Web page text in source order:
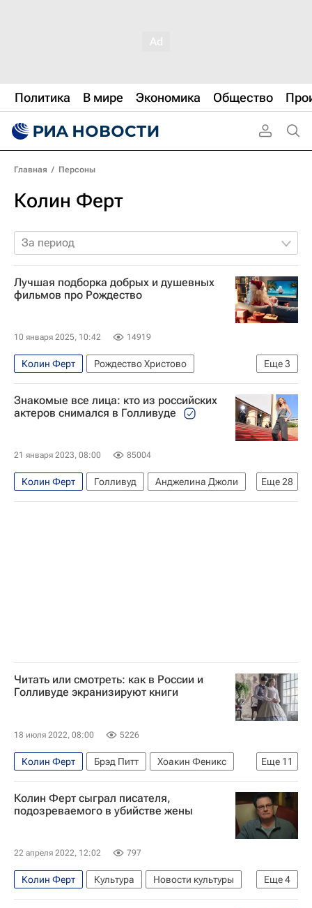
Политика В мире Экономика Общество
Главная / Персоны
Колин Ферт
За период
Лучшая подборка добрых и душевных
фильмов про Рождество
10 января 2025, 10:42 14919
Еще3
Колин Ферт
Рождество Христово
Роберт Земекис
Джим Керри Новый год
Знакомые все лица: кто из российских
актеров снимался в Голливуде
21 января 2023, 08:00 85004
Еще28
Колин Ферт Голливуд
Анджелина Джоли
Стивен Спилберг
Квентин Тарантино
Сальма Хайек
Райан Рейнольдс
Юрий Колокольников
Том Хиддлстон
Культура
Знаменитости
Кино
Читать или смотреть: как в России и
Голливуде экранизируют книги
18 июля 2022, 08:00 5226
Еще 11
Колин Ферт Брэд Питт
Хоакин Феникс
Культура
Квентин Тарантино
Джаред Лето
Стивен Спилберг
Знаменитости
Культура
лучшие фильмы
Кино
Колин Ферт сыграл писателя,
подозреваемого в убийстве жены
22 апреля 2022, 12:02 797
Еще4
Колин Ферт Культура
Новости культуры
Знаменитости
Жюльет Бинош
звезды